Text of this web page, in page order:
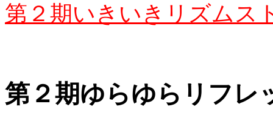
第２期いきいきリズムス
第２期ゆらゆらリフレ